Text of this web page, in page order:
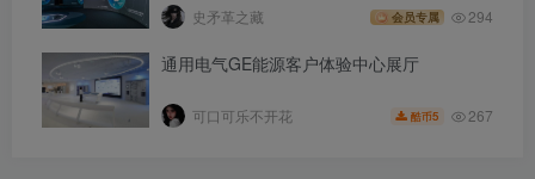
史矛革之藏 会员专属 294
通用电气GE能源客户体验中心展厅
可口可乐不开花 酷币5 267